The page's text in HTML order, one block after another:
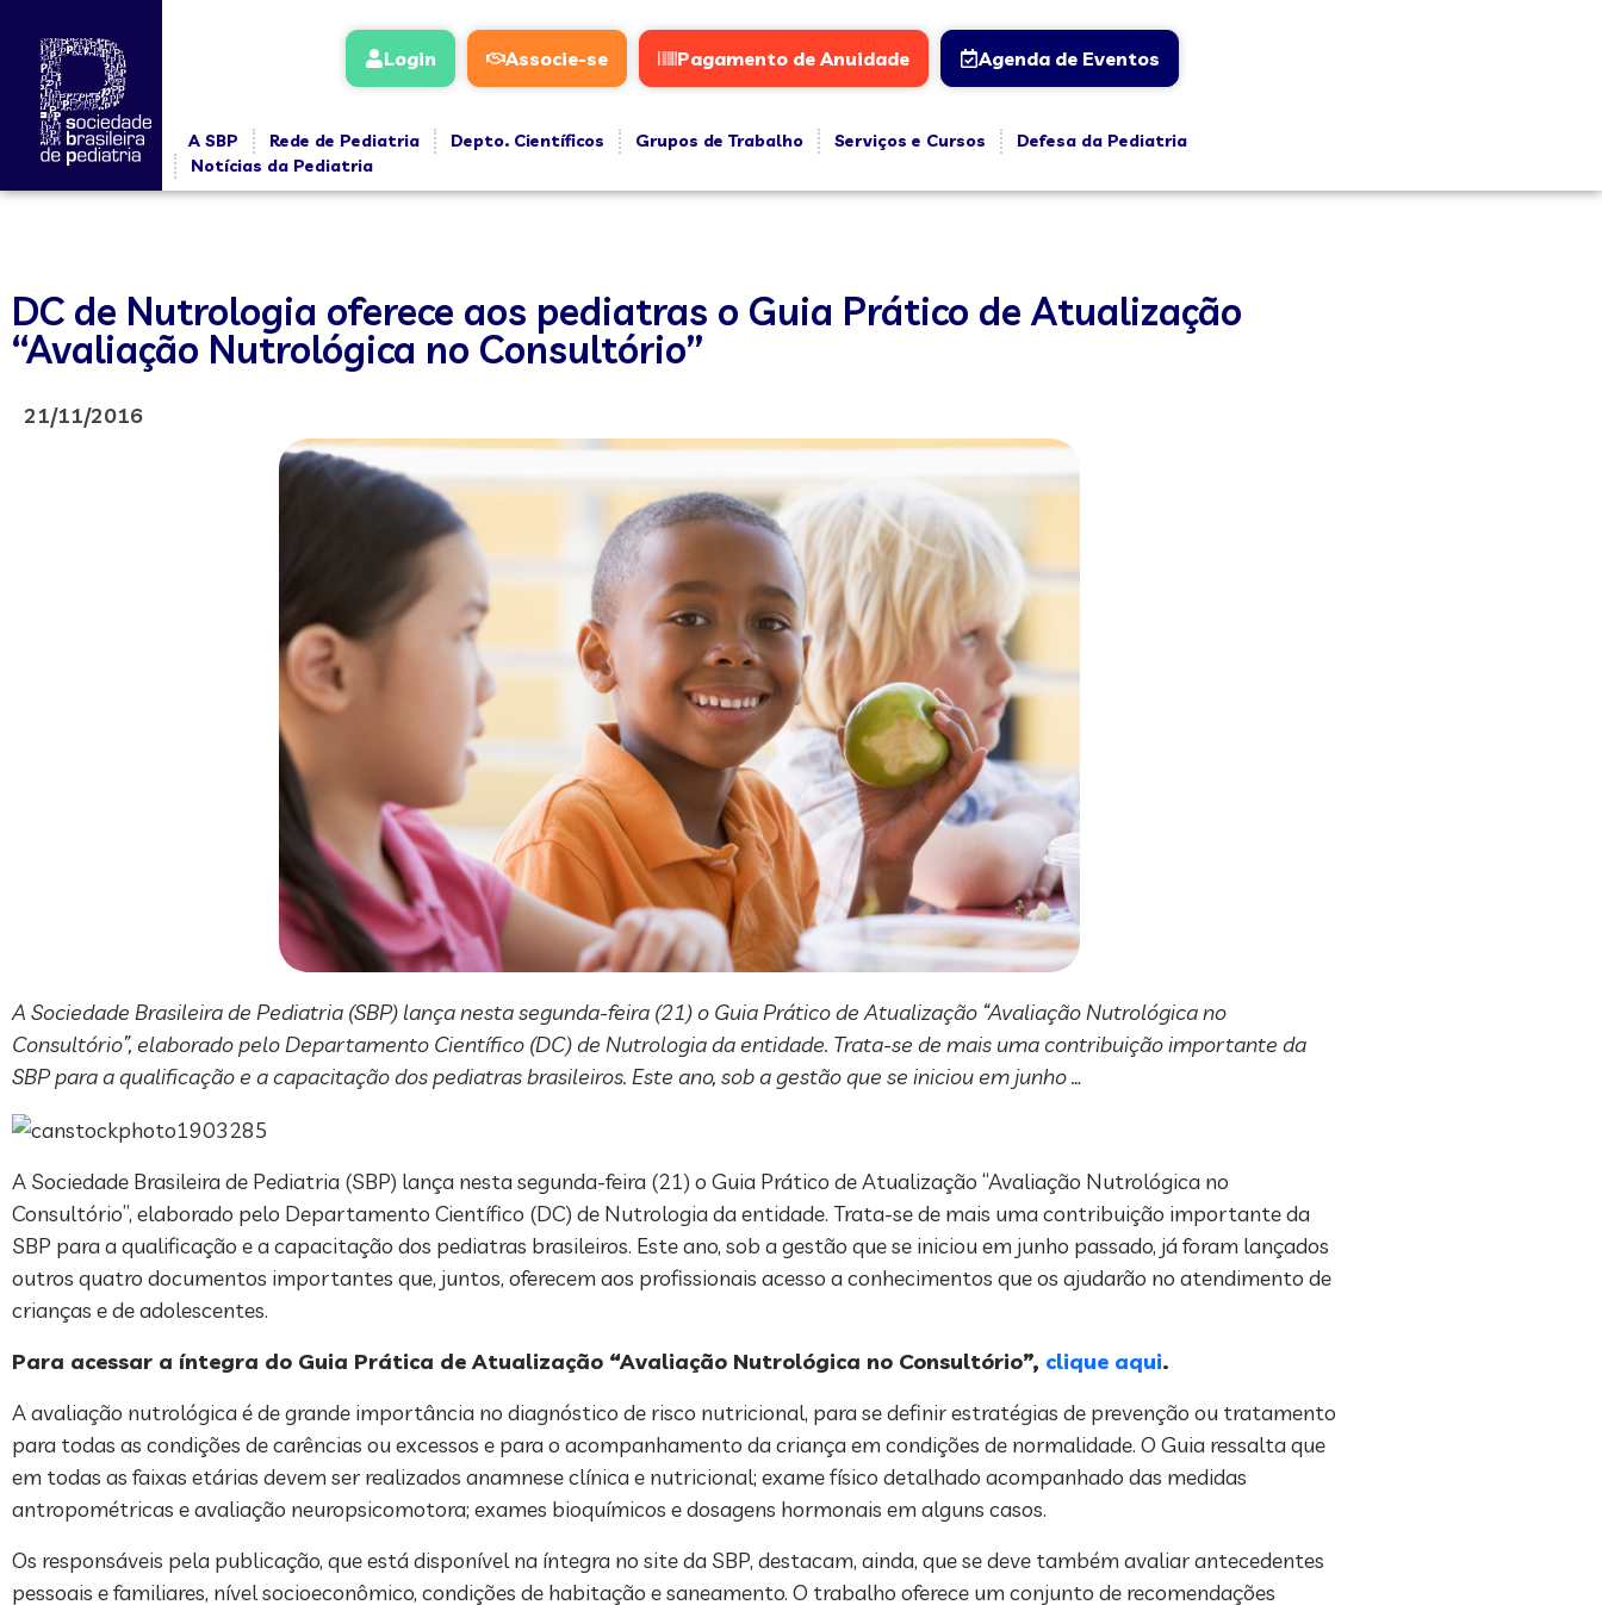
Login Associe-se Pagamento de Anuidade Agenda de Eventos
A SBP Rede de Pediatria Depto. Científicos Grupos de Trabalho Serviços e Cursos
Defesa da Pediatria
Notícias da Pediatria
DC de Nutrologia oferece aos pediatras o Guia Prático de Atualização
“Avaliação Nutrológica no Consultório”
21/11/2016
A Sociedade Brasileira de Pediatria (SBP) lança nesta segunda-feira (21) o Guia Prático de Atualização “Avaliação Nutrológica no
Consultório”, elaborado pelo Departamento Científico (DC) de Nutrologia da entidade. Trata-se de mais uma contribuição importante da
SBP para a qualificação e a capacitação dos pediatras brasileiros. Este ano, sob a gestão que se iniciou em junho …
A Sociedade Brasileira de Pediatria (SBP) lança nesta segunda-feira (21) o Guia Prático de Atualização “Avaliação Nutrológica no
Consultório”, elaborado pelo Departamento Científico (DC) de Nutrologia da entidade. Trata-se de mais uma contribuição importante da
SBP para a qualificação e a capacitação dos pediatras brasileiros. Este ano, sob a gestão que se iniciou em junho passado, já foram lançados
outros quatro documentos importantes que, juntos, oferecem aos profissionais acesso a conhecimentos que os ajudarão no atendimento de
crianças e de adolescentes.
Para acessar a íntegra do Guia Prática de Atualização “Avaliação Nutrológica no Consultório”, clique aqui.
A avaliação nutrológica é de grande importância no diagnóstico de risco nutricional, para se definir estratégias de prevenção ou tratamento
para todas as condições de carências ou excessos e para o acompanhamento da criança em condições de normalidade. O Guia ressalta que
em todas as faixas etárias devem ser realizados anamnese clínica e nutricional; exame físico detalhado acompanhado das medidas
antropométricas e avaliação neuropsicomotora; exames bioquímicos e dosagens hormonais em alguns casos.
Os responsáveis pela publicação, que está disponível na íntegra no site da SBP, destacam, ainda, que se deve também avaliar antecedentes
pessoais e familiares, nível socioeconômico, condições de habitação e saneamento. O trabalho oferece um conjunto de recomendações